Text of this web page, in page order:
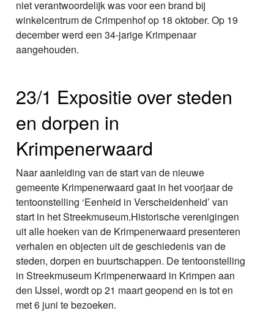
niet verantwoordelijk was voor een brand bij
winkelcentrum de Crimpenhof op 18 oktober. Op 19
december werd een 34-jarige Krimpenaar
aangehouden.
23/1 Expositie over steden
en dorpen in
Krimpenerwaard
Naar aanleiding van de start van de nieuwe
gemeente Krimpenerwaard gaat in het voorjaar de
tentoonstelling ‘Eenheid in Verscheidenheid’ van
start in het Streekmuseum.Historische verenigingen
uit alle hoeken van de Krimpenerwaard presenteren
verhalen en objecten uit de geschiedenis van de
steden, dorpen en buurtschappen. De tentoonstelling
in Streekmuseum Krimpenerwaard in Krimpen aan
den IJssel, wordt op 21 maart geopend en is tot en
met 6 juni te bezoeken.